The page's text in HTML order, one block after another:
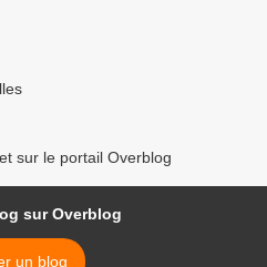
sur le portail Overblog
sur Overblog
un blog